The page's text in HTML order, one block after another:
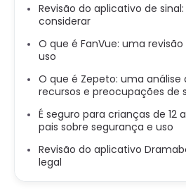
Revisão do aplicativo de
considerar
O que é FanVue: uma
uso
O que é Zepeto: uma
recursos e preocupações de
É seguro para crianças de 12
pais sobre segurança e uso
Revisão do aplicativo
legal